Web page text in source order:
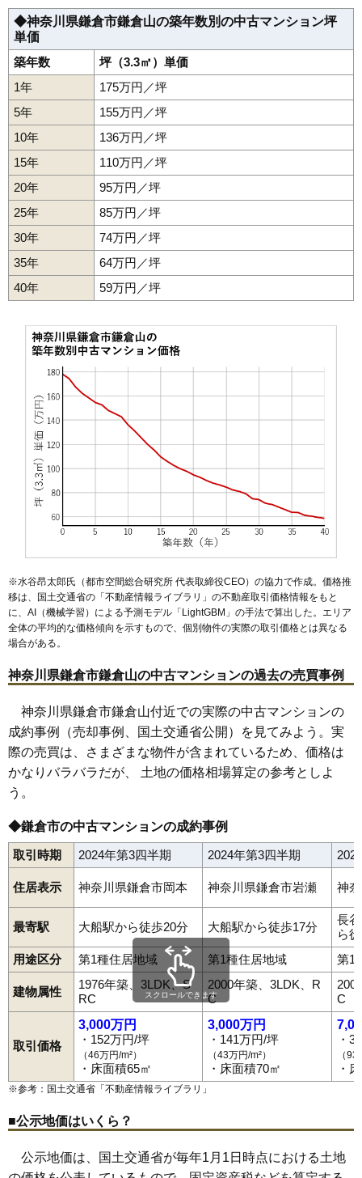
◆神奈川県鎌倉市鎌倉山の築年数別の中古マンション坪
単価
築年数
坪（3.3㎡）単価
1年
175万円／坪
5年
155万円／坪
10年
136万円／坪
15年
110万円／坪
20年
95万円／坪
25年
85万円／坪
30年
74万円／坪
35年
64万円／坪
40年
59万円／坪
※水谷昂太郎氏（都市空間総合研究所 代表取締役CEO）の協力で作成。価格推
移は、国土交通省の「 不動産情報ライブラリ 」の不動産取引価格情報をもと
に、AI（機械学習）による予測モデル「LightGBM」の手法で算出した。エリア
全体の平均的な価格傾向を示すもので、個別物件の実際の取引価格とは異なる
場合がある。
神奈川県鎌倉市鎌倉山の中古マンションの過去の売買事例
神奈川県鎌倉市鎌倉山付近での実際の中古マンションの
成約事例（売却事例、国土交通省公開）を見てみよう。実
際の売買は、さまざまな物件が含まれているため、価格は
かなりバラバラだが、 土地の価格相場算定の参考としよ
う。
◆鎌倉市の中古マンションの成約事例
取引時期 2024年第3四半期 2024年第3四半期
住居表示 神奈川県鎌倉市岡本 神奈川県鎌倉市岩瀬 神
最寄駅 大船駅から徒歩20分 大船駅から徒歩17分
長
ら
用途区分
第1種住居地域 第1種住居地域 第1
建物属性
1976年築、3LDK、S
RC
2000年築、3LDK、R
C
C
取引価格
3,000万円
・152万円/坪
（46万円/m²）
・床面積65㎡
3,000万円
・141万円/坪
（43万円/m²）
・床面積70㎡
・
（
・
スクロールできます
※参考：国土交通省「 不動産情報ライブラリ 」
■公示地価はいくら？
公示地価は、国土交通省が毎年1月1日時点における土地